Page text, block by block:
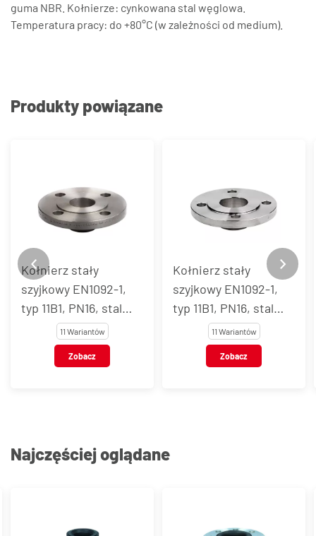
guma NBR. Kołnierze: cynkowana stal węglowa.
Temperatura pracy: do +80°C (w zależności od medium).
Produkty powiązane
Kołnierz stały
szyjkowy EN1092-1,
typ 11B1, PN16, stal
węglowa11 Wariantów
Zobacz
Kołnierz stały
szyjkowy EN1092-1,
typ 11B1, PN16, stal
AISI 30411 Wariantów
Zobacz
Najczęściej oglądane